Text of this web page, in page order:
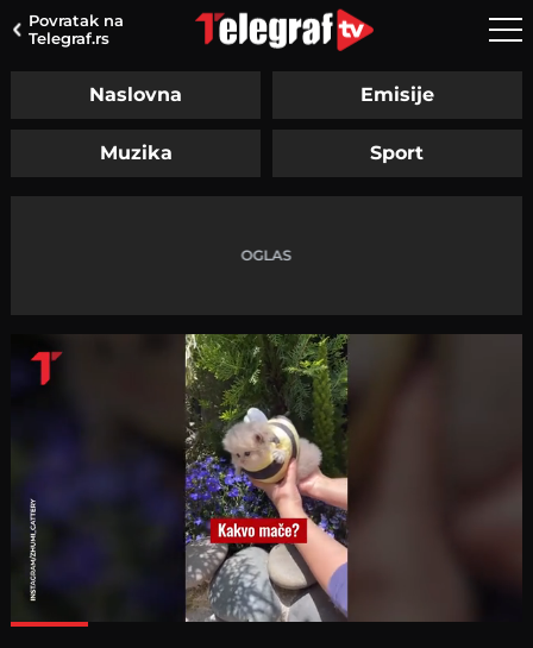
Povratak na
Telegraf.rs
Naslovna Emisije
Muzika Sport